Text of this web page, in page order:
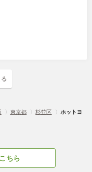
〉 東京都 〉 杉並区 〉 ホットヨ
ちら